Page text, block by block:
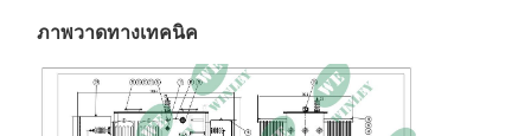
ความต้านทาน
วัสดุที่คดเคี้ยว ทองแดง
ถังและตู้ เหล็กเคลือบ NEMA 3R
ภาพวาดทางเทคนิค